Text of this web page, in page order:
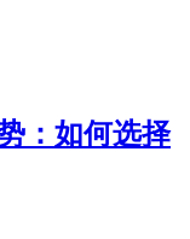
：如何选择